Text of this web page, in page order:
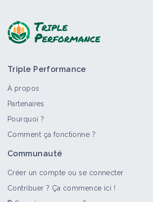
Triple Performance
À propos
Partenaires
Pourquoi ?
Comment ça fonctionne ?
Communauté
Créer un compte ou se connecter
Contribuer ? Ça commence ici !